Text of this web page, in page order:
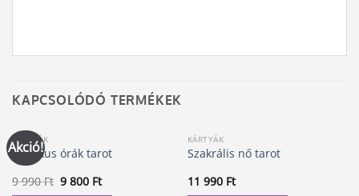
KAPCSOLÓDÓ TERMÉKEK
Akció!
KÁRTYÁK
Mágikus órák tarot
9 990Ft Original
price
9 800 FtCurrent
price
KÁRTYÁK
Szakrális nő tarot
11 990 Ft